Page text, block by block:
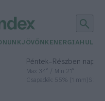
JÖVŐNK ENERGIA
Péntek– Részben
Max 34° / Min 21°
Csapadék: 55% (1 mm)Szél: